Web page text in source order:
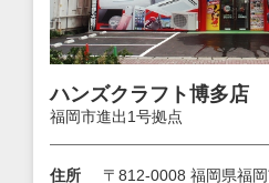
ハンズクラフト博多店
福岡市進出1号拠点
住所
〒812-0008 福岡県福